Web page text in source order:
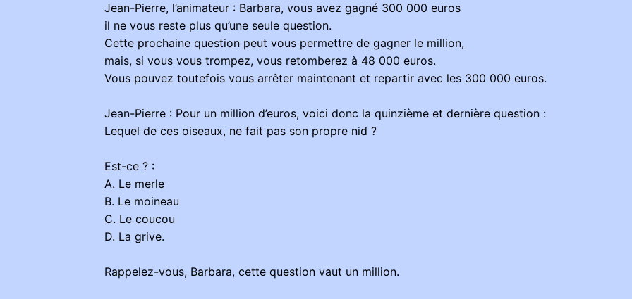
Jean-Pierre, l’animateur : Barbara, vous avez gagné 300 000 euros
il ne vous reste plus qu’une seule question.
Cette prochaine question peut vous permettre de gagner le million,
mais, si vous vous trompez, vous retomberez à 48 000 euros.
Vous pouvez toutefois vous arrêter maintenant et repartir avec les 300 000 euros.
Jean-Pierre : Pour un million d’euros, voici donc la quinzième et dernière question :
Lequel de ces oiseaux, ne fait pas son propre nid ?
Est-ce ? :
A. Le merle
B. Le moineau
C. Le coucou
D. La grive.
Rappelez-vous, Barbara, cette question vaut un million.